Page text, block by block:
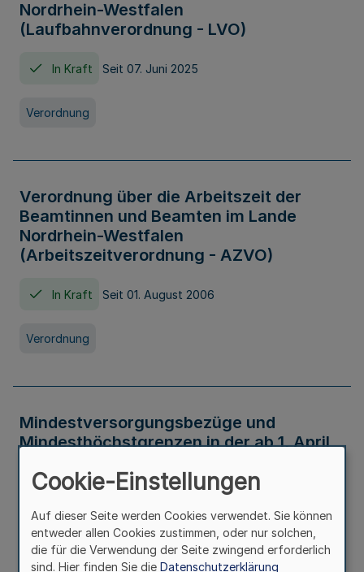
Nordrhein-Westfalen
(Laufbahnverordnung - LVO)
In Kraft Seit 07. Juni 2025
Verordnung
Verordnung über die Arbeitszeit der
Beamtinnen und Beamten im Lande
Nordrhein-Westfalen
(Arbeitszeitverordnung - AZVO)
In Kraft Seit 01. August 2006
Verordnung
Mindestversorgungsbezüge und
Mindesthöchstgrenzen in der ab 1. April
Verwaltungsvorschrift
Cookie-Einstellungen
Auf dieser Seite werden Cookies verwendet. Sie können
entweder allen Cookies zustimmen, oder nur solchen,
die für die Verwendung der Seite zwingend erforderlich
sind. Hier finden Sie die Datenschutzerklärung